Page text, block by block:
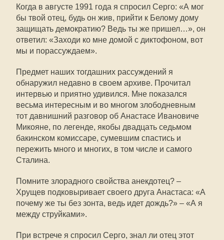
Когда в августе 1991 года я спросил Серго: «А мог
бы твой отец, будь он жив, прийти к Белому дому
защищать демократию? Ведь ты же пришел…», он
ответил: «Заходи ко мне домой с диктофоном, вот
мы и порассуждаем».
Предмет наших тогдашних рассуждений я
обнаружил недавно в своем архиве. Прочитал
интервью и приятно удивился. Мне показался
весьма интересным и во многом злободневным
тот давнишний разговор об Анастасе Ивановиче
Микояне, по легенде, якобы двадцать седьмом
бакинском комиссаре, сумевшим спастись и
пережить много и многих, в том числе и самого
Сталина.
Помните злорадного свойства анекдотец? –
Хрущев подковыривает своего друга Анастаса: «А
почему же ты без зонта, ведь идет дождь?» – «А я
между струйками».
При встрече я спросил Серго, знал ли отец этот